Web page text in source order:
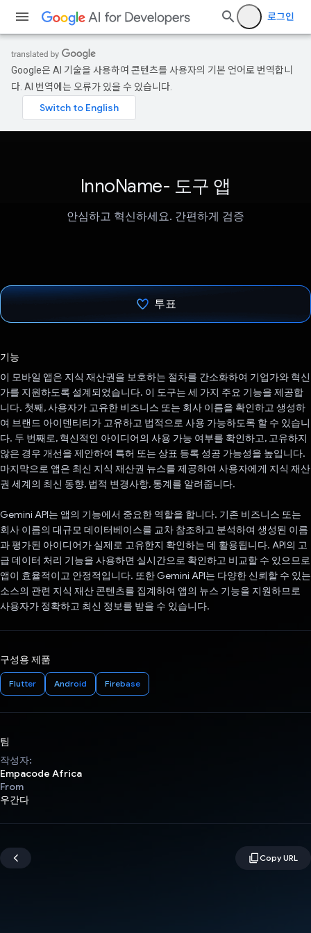
로그인
Google은 AI 기술을 사용하여 콘텐츠를 사용자의 기본 언어로 번역합니
다. AI 번역에는 오류가 있을 수 있습니다.
InnoName- 도구 앱
안심하고 혁신하세요. 간편하게 검증
투표
기능
이 모바일 앱은 지식 재산권을 보호하는 절차를 간소화하여 기업가와 혁신
가를 지원하도록 설계되었습니다. 이 도구는 세 가지 주요 기능을 제공합
니다. 첫째, 사용자가 고유한 비즈니스 또는 회사 이름을 확인하고 생성하
여 브랜드 아이덴티티가 고유하고 법적으로 사용 가능하도록 할 수 있습니
다. 두 번째로, 혁신적인 아이디어의 사용 가능 여부를 확인하고, 고유하지
않은 경우 개선을 제안하여 특허 또는 상표 등록 성공 가능성을 높입니다.
마지막으로 앱은 최신 지식 재산권 뉴스를 제공하여 사용자에게 지식 재산
권 세계의 최신 동향, 법적 변경사항, 통계를 알려줍니다.
Gemini API는 앱의 기능에서 중요한 역할을 합니다. 기존 비즈니스 또는
회사 이름의 대규모 데이터베이스를 교차 참조하고 분석하여 생성된 이름
과 평가된 아이디어가 실제로 고유한지 확인하는 데 활용됩니다. API의 고
급 데이터 처리 기능을 사용하면 실시간으로 확인하고 비교할 수 있으므로
앱이 효율적이고 안정적입니다. 또한 Gemini API는 다양한 신뢰할 수 있는
소스의 관련 지식 재산 콘텐츠를 집계하여 앱의 뉴스 기능을 지원하므로
사용자가 정확하고 최신 정보를 받을 수 있습니다.
구성용 제품
Flutter Android Firebase
팀
작성자:
Empacode Africa
From
우간다